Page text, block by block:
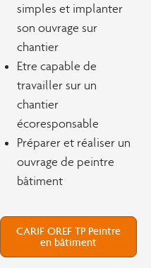
simples et implanter
son ouvrage sur
chantier
Etre capable de
travailler sur un
chantier
écoresponsable
Préparer et réaliser un
ouvrage de peintre
bâtiment
CARIF OREF TP Peintre
en bâtiment